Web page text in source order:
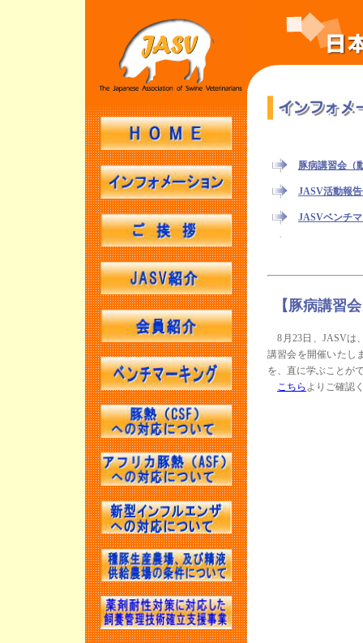
【豚病講習
8月23日、JASVは
講習会を開催いたし
を、直に学ぶことが
こちら よりご確認